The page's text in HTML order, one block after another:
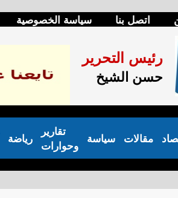
اتصل بنا سياسة الخصوصية
رئيس التحرير
حسن الشيخ
رياضة
تقارير
وحوارات
سياسة مقالات